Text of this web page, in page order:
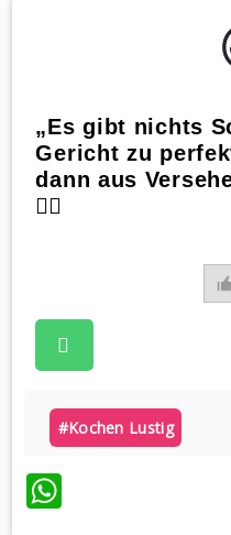
„Es gibt nichts
Gericht zu
dann aus
🤦‍♀️
#kochen Lustig
WhatsApp